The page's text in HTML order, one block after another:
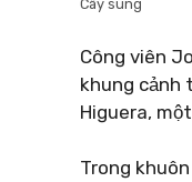
Cây sung
Công viên
khung cảnh
Higuera,
Trong